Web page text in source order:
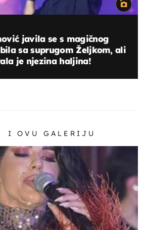
javila se s magičnog
sa suprugom Željkom, ali
je njezina haljina!
I OVU GALERIJU